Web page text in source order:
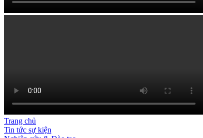
Trang chủ
Tin tức sự kiện